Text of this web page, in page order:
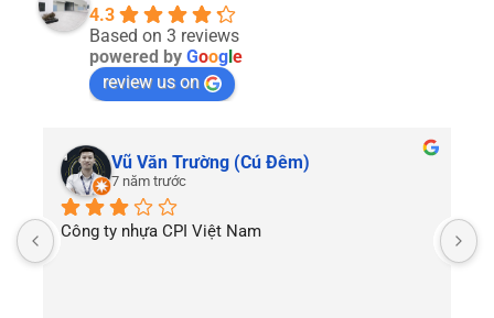
4.3
Based on 3 reviews
powered by Goog e
review us on
Vũ Văn Trường (Cú Đêm)
7 năm trước
Công ty nhựa CPI Việt Nam